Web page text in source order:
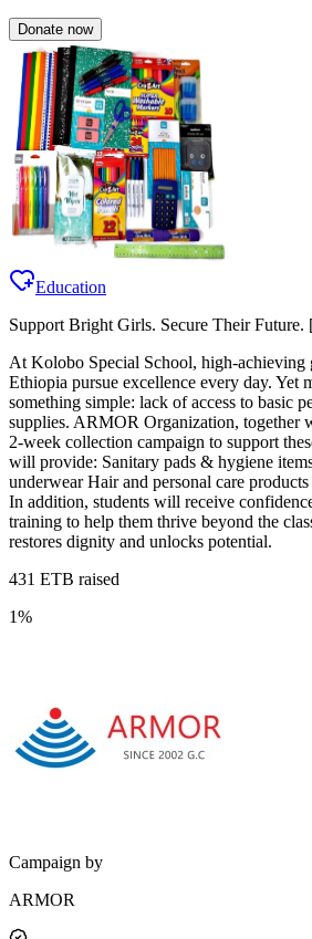
Donate now
Education
Support Bright Girls. Secure Their
At Kolobo Special School, high-achieving
Ethiopia pursue excellence every day. Yet
something simple: lack of access to basic
supplies. ARMOR Organization, together
2-week collection campaign to support
will provide: Sanitary pads & hygiene
underwear Hair and personal care
In addition, students will receive
training to help them thrive beyond the
restores dignity and unlocks potential.
431 ETB raised
1%
Campaign by
ARMOR